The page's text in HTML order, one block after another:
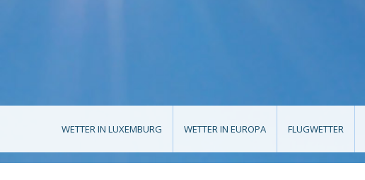
WETTER IN LUXEMBURG WETTER IN EUROPA FLUGWETTER